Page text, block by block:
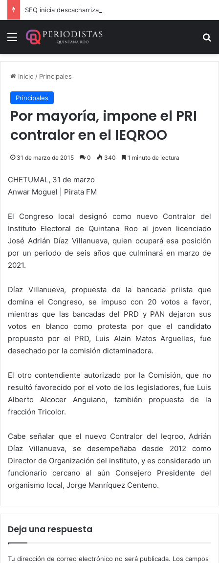
Menú
Inicio / Principales
Principales
Por mayoría, impone el PRI
contralor en el IEQROO
31 de marzo de 2015 0 340 1 minuto de lectura
CHETUMAL, 31 de marzo
Anwar Moguel | Pirata FM
El Congreso local designó como nuevo Contralor del
Instituto Electoral de Quintana Roo al joven licenciado
José Adrián Díaz Villanueva, quien ocupará esa posición
por un periodo de seis años que culminará en marzo de
2021.
Díaz Villanueva, propuesta de la bancada priista que
domina el Congreso, se impuso con 20 votos a favor,
mientras que las bancadas del PRD y PAN dejaron sus
votos en blanco como protesta por que el candidato
propuesto por el PRD, Luis Alain Matos Arguelles, fue
desechado por la comisión dictaminadora.
El otro contendiente autorizado por la Comisión, que no
resultó favorecido por el voto de los legisladores, fue Luis
Alberto Alcocer Anguiano, también propuesta de la
fracción Tricolor.
Cabe señalar que el nuevo Contralor del Ieqroo, Adrián
Díaz Villanueva, se desempeñaba desde 2012 como
Director de Organización del instituto, y es considerado un
funcionario cercano al aún Consejero Presidente del
organismo local, Jorge Manríquez Centeno.
Deja una respuesta
Tu dirección de correo electrónico no será publicada. Los campos